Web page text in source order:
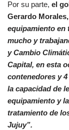
Por su parte, el
Gerardo
equipamiento en
mucho y
y Cambio
Capital, en esta
contenedores y
la capacidad de
equipamiento y
tratamiento de
Jujuy”.